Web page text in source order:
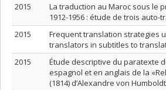
2015
La traduction au Maroc sous le
1912-1956 : étude de trois auto-
2015
Frequent translation strategies
translators in subtitles to
2015
Étude descriptive du paratexte
espagnol et en anglais de la
(1814) d’Alexandre von Humboldt